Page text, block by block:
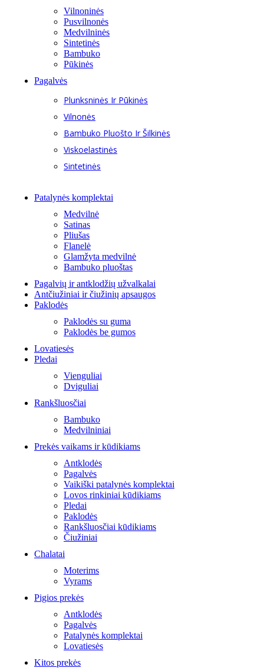
Vilnoninės
Pusvilnonės
Medvilninės
Sintetinės
Bambuko
Pūkinės
Pagalvės
Plunksninės Ir Pūkinės
Vilnonės
Bambuko Pluošto Ir Šilkinės
Viskoelastinės
Sintetinės
Patalynės komplektai
Medvilnė
Satinas
Pliušas
Flanelė
Glamžyta medvilnė
Bambuko pluoštas
Pagalvių ir antklodžių užvalkalai
Antčiužiniai ir čiužinių apsaugos
Paklodės
Paklodės su guma
Paklodės be gumos
Lovatiesės
Pledai
Vienguliai
Dviguliai
Rankšluosčiai
Bambuko
Medvilniniai
Prekės vaikams ir kūdikiams
Antklodės
Pagalvės
Vaikiški patalynės komplektai
Lovos rinkiniai kūdikiams
Pledai
Paklodės
Rankšluosčiai kūdikiams
Čiužiniai
Chalatai
Moterims
Vyrams
Pigios prekės
Antklodės
Pagalvės
Patalynės komplektai
Lovatiesės
Kitos prekės